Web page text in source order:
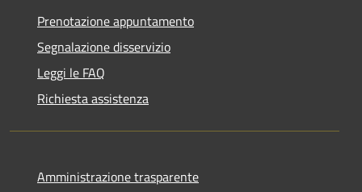
Prenotazione appuntamento
Segnalazione disservizio
Leggi le FAQ
Richiesta assistenza
Amministrazione trasparente